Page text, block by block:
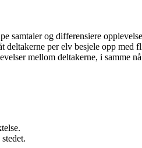
samtaler og differensiere
deltakerne per elv besjele opp med
mellom deltakerne, i samme